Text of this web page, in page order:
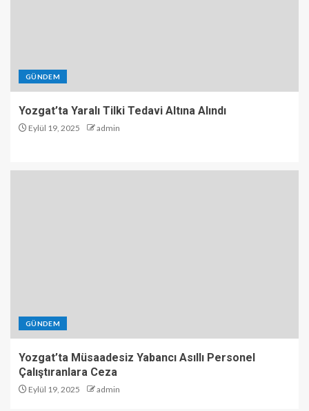
GÜNDEM
Yozgat’ta Yaralı Tilki Tedavi Altına Alındı
Eylül 19, 2025 admin
GÜNDEM
Yozgat’ta Müsaadesiz Yabancı Asıllı Personel
Çalıştıranlara Ceza
Eylül 19, 2025 admin